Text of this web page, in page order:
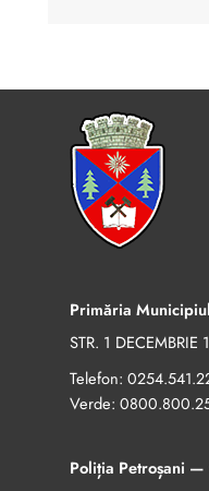
Primăria
STR. 1
Telefon:
Verde:
Poliția Petroșani —